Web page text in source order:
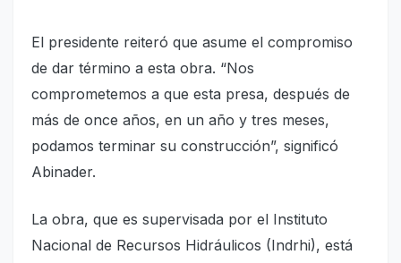
El presidente reiteró que asume el compromiso
de dar término a esta obra. “Nos
comprometemos a que esta presa, después de
más de once años, en un año y tres meses,
podamos terminar su construcción”, significó
Abinader.
La obra, que es supervisada por el Instituto
Nacional de Recursos Hidráulicos (Indrhi), está